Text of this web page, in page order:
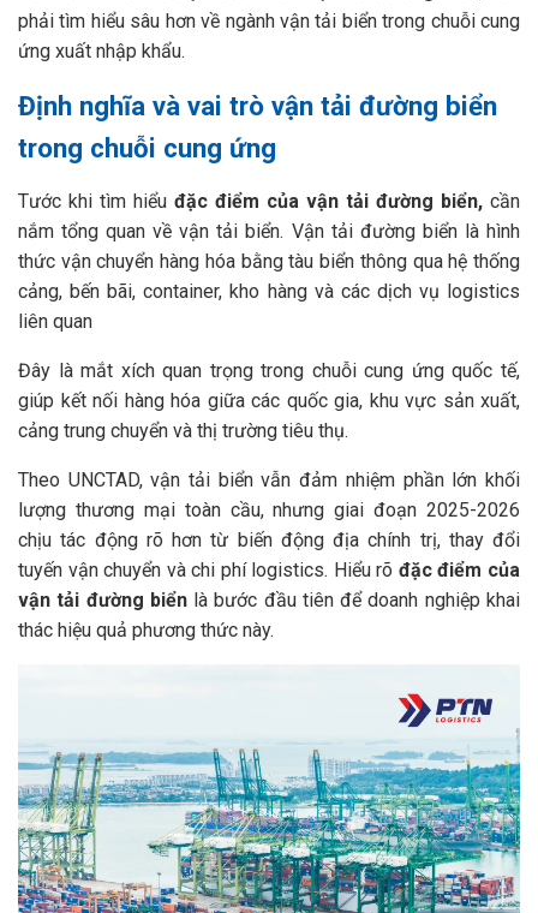
phải tìm hiểu sâu hơn về ngành vận tải biển trong chuỗi cung
ứng xuất nhập khẩu.
Định nghĩa và vai trò vận tải đường biển
trong chuỗi cung ứng
Tước khi tìm hiểu đặc điểm của vận tải đường biển, cần
nắm tổng quan về vận tải biển. Vận tải đường biển là hình
thức vận chuyển hàng hóa bằng tàu biển thông qua hệ thống
cảng, bến bãi, container, kho hàng và các dịch vụ logistics
liên quan
Đây là mắt xích quan trọng trong chuỗi cung ứng quốc tế,
giúp kết nối hàng hóa giữa các quốc gia, khu vực sản xuất,
cảng trung chuyển và thị trường tiêu thụ.
Theo UNCTAD, vận tải biển vẫn đảm nhiệm phần lớn khối
lượng thương mại toàn cầu, nhưng giai đoạn 2025-2026
chịu tác động rõ hơn từ biến động địa chính trị, thay đổi
tuyến vận chuyển và chi phí logistics. Hiểu rõ đặc điểm của
vận tải đường biểnlà bước đầu tiên để doanh nghiệp khai
thác hiệu quả phương thức này.